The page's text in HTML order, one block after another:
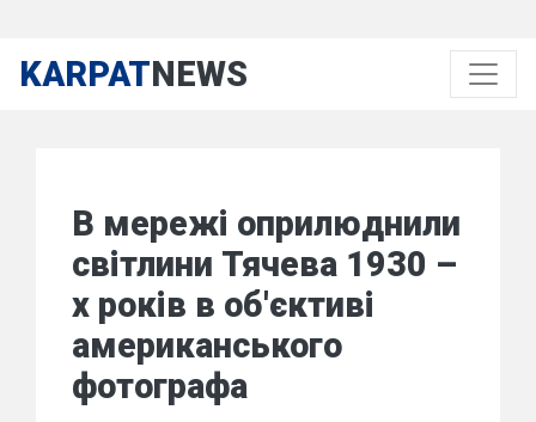
KARPATNEWS
В мережі оприлюднили
світлини Тячева 1930 –
х років в об'єктиві
американського
фотографа